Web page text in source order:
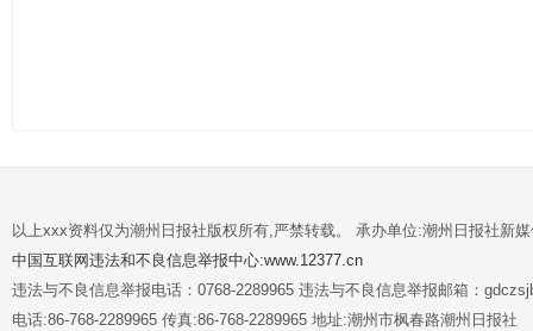
以上xxx资料仅为潮州日报社版权所有,严禁转载。 承办单位:潮州日报社新
中国互联网违法和不良信息举报中心:www.12377.cn
违法与不良信息举报电话：0768-2289965 违法与不良信息举报邮箱：
电话:86-768-2289965 传真:86-768-2289965 地址:潮州市枫春路潮州日报社